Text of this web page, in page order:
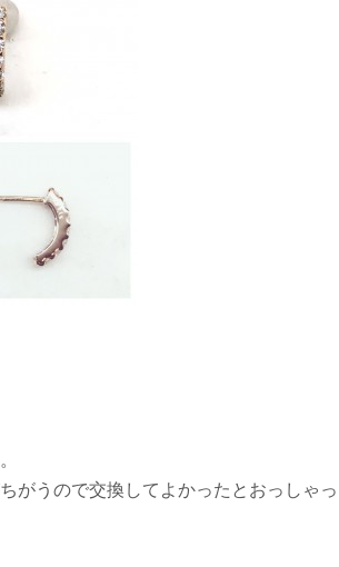
がうので交換してよかったとおっしゃっ